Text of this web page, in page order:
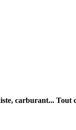
carburant...